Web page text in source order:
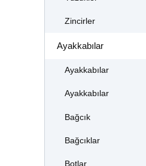
Zincirler
Ayakkabılar
Ayakkabılar
Ayakkabılar
Bağcık
Bağcıklar
Botlar